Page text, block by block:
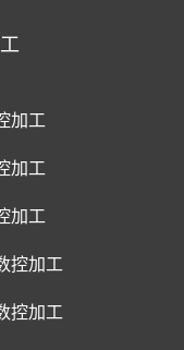
加工
加工
加工
控加工
控加工